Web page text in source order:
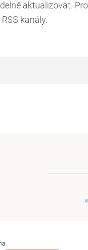
aktualizovat.
kanály.